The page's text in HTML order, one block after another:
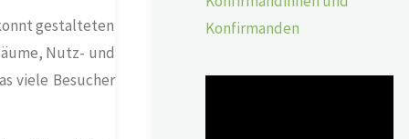
gestalteten
Nutz- und
viele Besucher
Konfirmanden